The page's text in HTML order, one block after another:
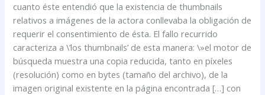
cuanto éste entendió que la existencia de thumbnails
relativos a imágenes de la actora conllevaba la obligación de
requerir el consentimiento de ésta. El fallo recurrido
caracteriza a \’los thumbnails’ de esta manera: \»el motor de
búsqueda muestra una copia reducida, tanto en píxeles
(resolución) como en bytes (tamaño del archivo), de la
imagen original existente en la página encontrada […] con